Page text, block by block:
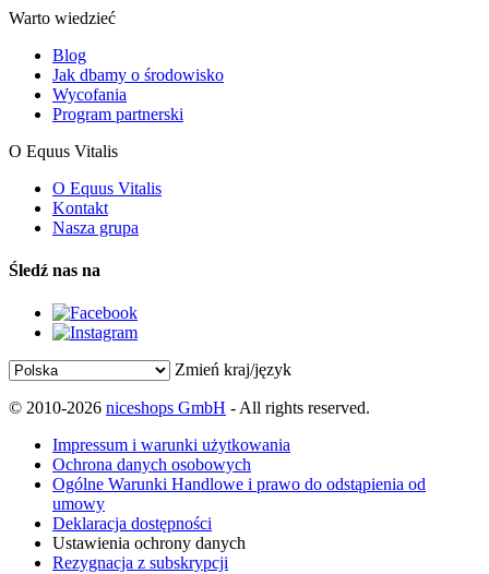
Warto wiedzieć
Blog
Jak dbamy o środowisko
Wycofania
Program partnerski
O Equus Vitalis
O Equus Vitalis
Kontakt
Nasza grupa
Śledź nas na
Zmień kraj/język
© 2010-2026 niceshops GmbH - All rights reserved.
Impressum i warunki użytkowania
Ochrona danych osobowych
Ogólne Warunki Handlowe i prawo do odstąpienia od
umowy
Deklaracja dostępności
Ustawienia ochrony danych
Rezygnacja z subskrypcji